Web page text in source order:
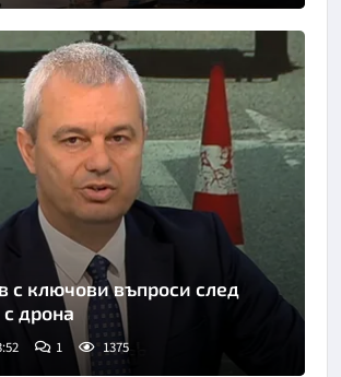
телевизия
с ключови въпроси след
дрона
1 1375